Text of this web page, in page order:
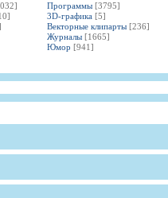
Программы [3795]
3D-графика [5]
Векторные клипарты [236]
Журналы [1665]
Юмор [941]